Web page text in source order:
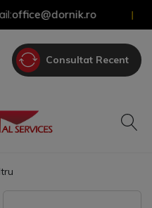
Consultat Recent